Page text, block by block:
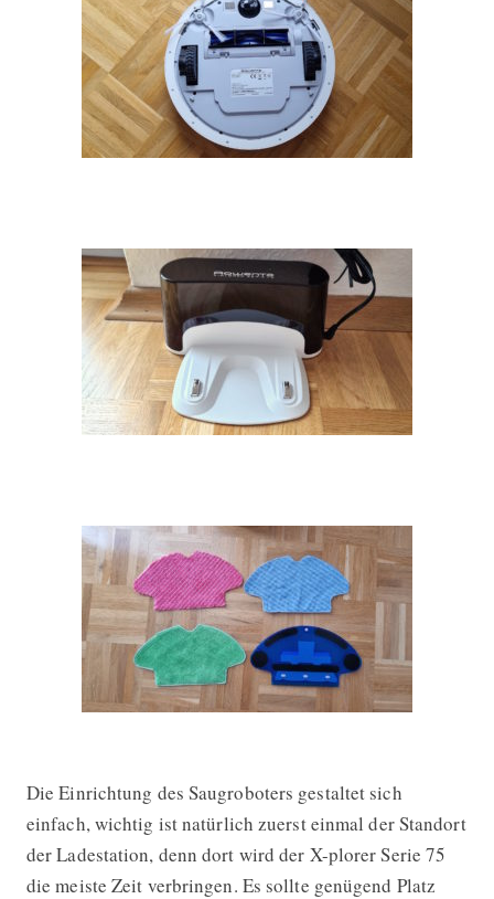
Die Einrichtung des Saugroboters gestaltet sich
einfach, wichtig ist natürlich zuerst einmal der Standort
der Ladestation, denn dort wird der X-plorer Serie 75
die meiste Zeit verbringen. Es sollte genügend Platz